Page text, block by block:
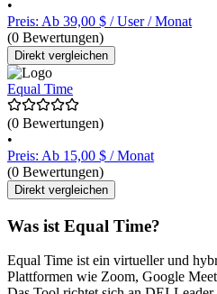
•
Preis: Ab 39,00 $ / User / Monat
(0 Bewertungen)
Direkt vergleichen
Equal Time
(0 Bewertungen)
•
Preis: Ab 15,00 $ / Monat
(0 Bewertungen)
Direkt vergleichen
Was ist Equal Time?
Equal Time ist ein virtueller und
Plattformen wie Zoom, Google